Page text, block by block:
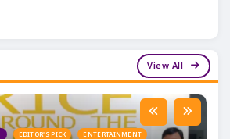
View All
EDITOR'S PICK ENTERTAINMENT